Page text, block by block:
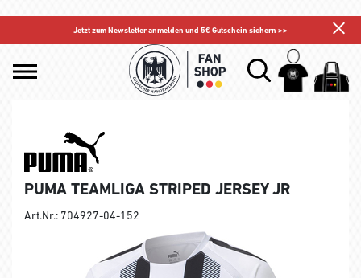
Jetzt zum Newsletter anmelden und 5€ Gutschein sichern >>
PUMA TEAMLIGA STRIPED JERSEY JR
Art.Nr.: 704927-04-152